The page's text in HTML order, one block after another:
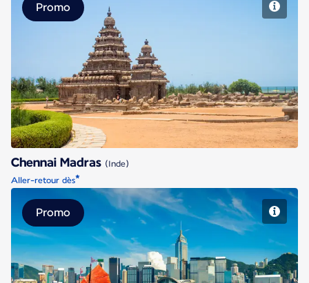
Chennai Madras
Promo
Chennai Madras (Inde)
Aller-retour dès*
Hong Kong
Promo